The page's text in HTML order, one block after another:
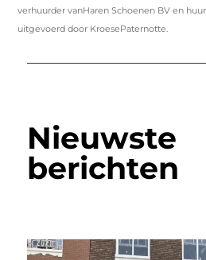
verhuurder vanHaren Schoenen BV en
uitgevoerd door KroesePaternotte.
Nieuwste
berichten